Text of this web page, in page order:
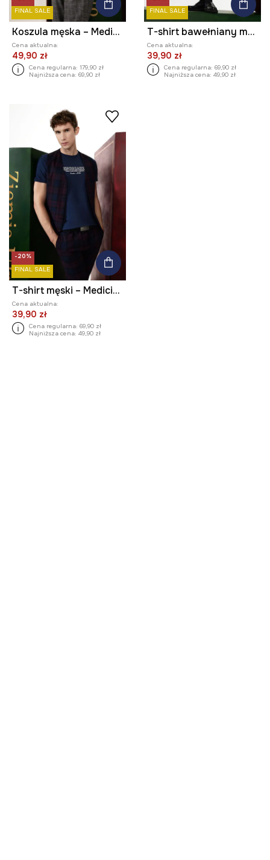
FINAL SALE
Koszula męska – Medicine z okazji roku Miłosza, kolor czarny
Cena aktualna:
49,90 zł
Cena regularna: 179,90 zł
Najniższa cena: 69,90 zł
FINAL SALE
T-shirt bawełniany męski – Medicine z okazji roku Miłosza, kolor beżowy
Cena aktualna:
39,90 zł
Cena regularna: 69,90 zł
Najniższa cena: 49,90 zł
-20%
FINAL SALE
T-shirt męski – Medicine z okazji roku Miłosza, kolor granatowy
Cena aktualna:
39,90 zł
Cena regularna: 69,90 zł
Najniższa cena: 49,90 zł